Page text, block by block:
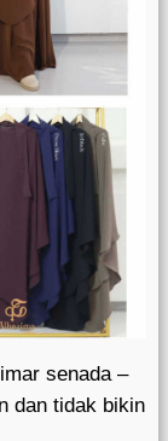
senada –
dan tidak bikin